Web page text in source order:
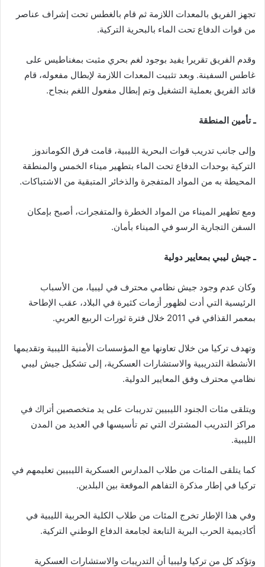
تجهز الفريق بالمعدات اللازمة ثم قام بالغطس تحت إشراف عناصر
من قوات الدفاع تحت الماء بالبحرية التركية.
وقدم الفريق تقريرا يفيد بوجود لغم بحري مثبت بمغناطيس على
غاطس السفينة. وبعد تثبيت المعدات اللازمة لإبطال مفعوله، قام
قائد الفريق بعملية التشغيل وتم إبطال مفعول اللغم بنجاح.
ـ تأمين المنطقة
وإلى جانب تدريب قوات البحرية الليبية، قامت فرق الكوماندوز
التركية بوحدات الدفاع تحت الماء بتطهير ميناء الخمس والمنطقة
المحيطة به من المواد المتفجرة والذخائر المتبقية من الاشتباكات.
ومع تطهير الميناء من المواد الخطرة والمتفجرات، أصبح بإمكان
السفن التجارية الرسو في الميناء بأمان.
ـ جيش ليبي بمعايير دولية
وكان عدم وجود جيش نظامي محترف في ليبيا، من الأسباب
الرئيسية التي أدت لظهور أزمات كثيرة في البلاد، عقب الإطاحة
بمعمر القذافي في 2011 خلال فترة ثورات الربيع العربي.
وتهدف تركيا من خلال تعاونها مع المؤسسات الأمنية الليبية وتقديمها
الأنشطة التدريبية والاستشارات العسكرية، إلى تشكيل جيش ليبي
نظامي محترف وفق المعايير الدولية.
ويتلقى مئات الجنود الليبيين تدريبات على يد متخصصين أتراك في
مراكز التدريب المشترك التي تم تأسيسها في العديد من المدن
الليبية.
كما يتلقى المئات من طلاب المدارس العسكرية الليبيين تعليمهم في
تركيا في إطار مذكرة التفاهم الموقعة بين البلدين.
وفي هذا الإطار تخرج المئات من طلاب الكلية الحربية الليبية في
أكاديمية الحرب البرية التابعة لجامعة الدفاع الوطني التركية.
وتؤكد كل من تركيا وليبيا أن التدريبات والاستشارات العسكرية